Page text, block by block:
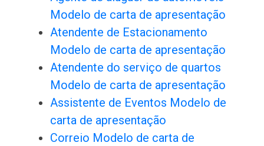
Modelo de carta de apresentação
Atendente de Estacionamento
Modelo de carta de apresentação
Atendente do serviço de quartos
Modelo de carta de apresentação
Assistente de Eventos Modelo de
carta de apresentação
Correio Modelo de carta de